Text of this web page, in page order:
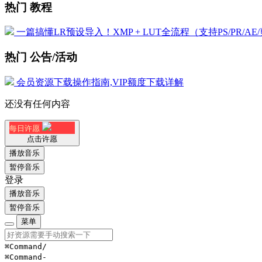
热门 教程
一篇搞懂LR预设导入！XMP + LUT全流程（支持PS/PR/AE/
热门 公告/活动
会员资源下载操作指南,VIP额度下载详解
还没有任何内容
每日许愿
点击许愿
播放音乐
暂停音乐
登录
播放音乐
暂停音乐
菜单
⌘Command /
⌘Command -